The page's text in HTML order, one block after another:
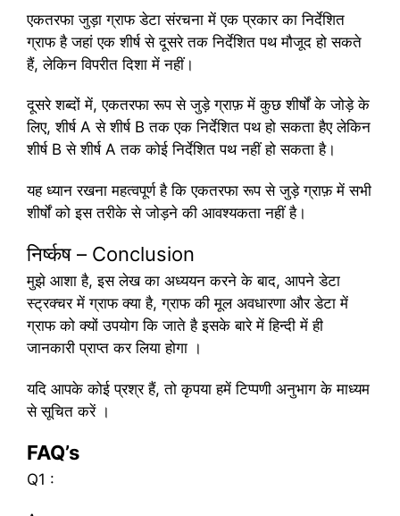
एकतरफा जुड़ा ग्राफ डेटा संरचना में एक प्रकार का निर्देशित
ग्राफ है जहां एक शीर्ष से दूसरे तक निर्देशित पथ मौजूद हो सकते
हैं, लेकिन विपरीत दिशा में नहीं।
दूसरे शब्दों में, एकतरफा रूप से जुड़े ग्राफ़ में कुछ शीर्षों के जोड़े के
लिए, शीर्ष A से शीर्ष B तक एक निर्देशित पथ हो सकता हैए लेकिन
शीर्ष B से शीर्ष A तक कोई निर्देशित पथ नहीं हो सकता है।
यह ध्यान रखना महत्वपूर्ण है कि एकतरफा रूप से जुड़े ग्राफ़ में सभी
शीर्षों को इस तरीके से जोड़ने की आवश्यकता नहीं है।
निर्ष्कष – Conclusion
मुझे आशा है, इस लेख का अध्ययन करने के बाद, आपने डेटा
स्ट्रक्चर में ग्राफ क्या है, ग्राफ की मूल अवधारणा और डेटा में
ग्राफ को क्यों उपयोग कि जाते है इसके बारे में हिन्दी में ही
जानकारी प्राप्त कर लिया होगा ।
यदि आपके कोई प्रश्र हैं, तो कृपया हमें टिप्पणी अनुभाग के माध्यम
से सूचित करें ।
FAQ’s
Q1 :